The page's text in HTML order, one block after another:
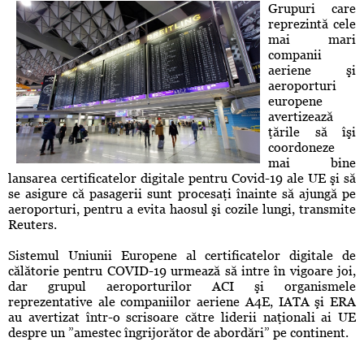
Grupuri care
reprezintă cele
mai mari
companii
aeriene şi
aeroporturi
europene
avertizează
ţările să îşi
coordoneze
mai bine
lansarea certificatelor digitale pentru Covid-19 ale UE şi să
se asigure că pasagerii sunt procesaţi înainte să ajungă pe
aeroporturi, pentru a evita haosul şi cozile lungi, transmite
Reuters.
Sistemul Uniunii Europene al certificatelor digitale de
călătorie pentru COVID-19 urmează să intre în vigoare joi,
dar grupul aeroporturilor ACI şi organismele
reprezentative ale companiilor aeriene A4E, IATA şi ERA
au avertizat într-o scrisoare către liderii naţionali ai UE
despre un ”amestec îngrijorător de abordări” pe continent.